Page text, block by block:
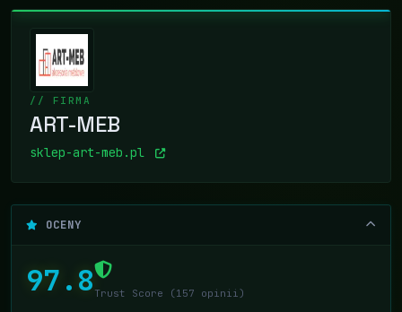
// FIRMA
ART-MEB
sklep-art-meb.pl
OCENY
97.8 Trust Score (157 opinii)